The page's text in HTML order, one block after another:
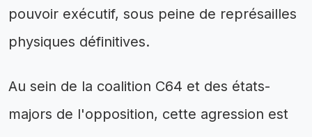
pouvoir exécutif, sous peine de représailles
physiques définitives.
Au sein de la coalition C64 et des états-
majors de l'opposition, cette agression est